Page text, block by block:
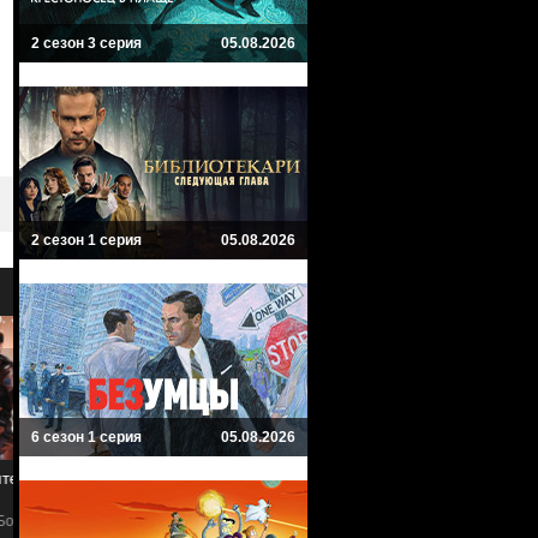
8.9
Звездные врата
Фантастика, Боевик, Приключенческий
Звездный путь:
Star Trek: The Original Series
Фантастика, Драма,
2 сезон 3 серия 05.08.2026
2 сезон 1 серия 05.08.2026
6 сезон 1 серия 05.08.2026